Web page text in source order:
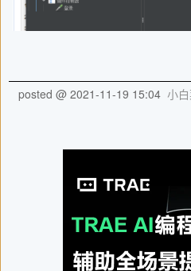
posted @ 2021-11-19 15:04 小